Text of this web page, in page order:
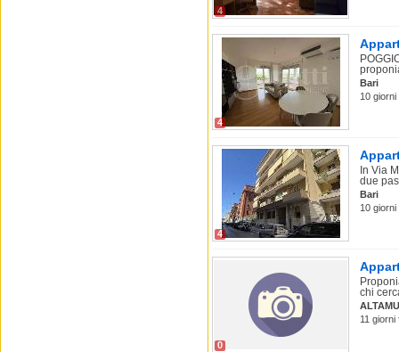
4
4
Bari
10
4
In Via
due
Bari
10
0
chi
11